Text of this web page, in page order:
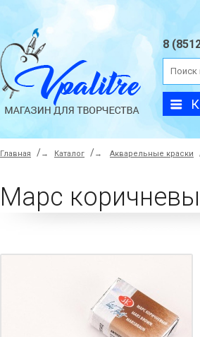
8
Главная → Каталог → Акварельные краски
Марс